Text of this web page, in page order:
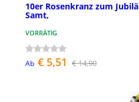
10er Rosenkranz zum
Samt,
VORRÄTIG
Ab € 5,51 € 14,90